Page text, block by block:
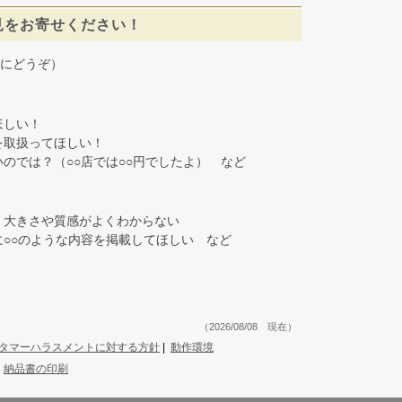
お寄せください！
どうぞ）
い！
扱ってほしい！
では？（○○店では○○円でしたよ） など
きさや質感がよくわからない
のような内容を掲載してほしい など
（2026/08/08 現在）
マーハラスメントに対する方針
動作環境
納品書の印刷